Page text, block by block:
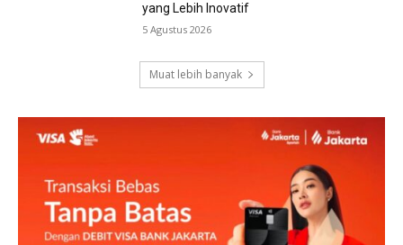
yang Lebih Inovatif
5 Agustus 2026
Muat lebih banyak